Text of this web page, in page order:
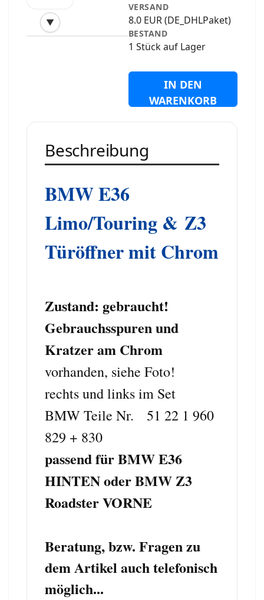
▼
‹
VERSAND
8.0 EUR (DE_DHLPaket)
BESTAND
1 Stück auf Lager
IN DEN
WARENKORB
Beschreibung
BMW E36
Limo/Touring & Z3
Türöffner mit Chrom
Zustand: gebraucht!
Gebrauchsspuren und
Kratzeram Chrom
vorhanden, siehe Foto!
rechts und links im Set
BMW Teile Nr. 51 22 1 960
829 + 830
passend für BMW E36
HINTEN oder BMW Z3
Roadster VORNE
Beratung, bzw. Fragen zu
dem Artikel auch telefonisch
möglich...